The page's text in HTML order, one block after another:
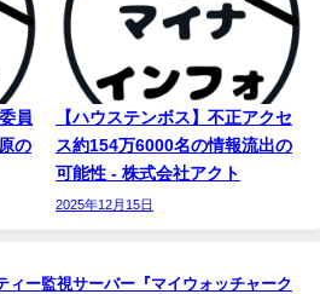
員
の
【ハウステンボス】不正アクセ
ス約154万6000名の情報流出の
可能性 - 株式会社アクト
2025年12月15日
ィー監視サーバー『マイウォッチャーク